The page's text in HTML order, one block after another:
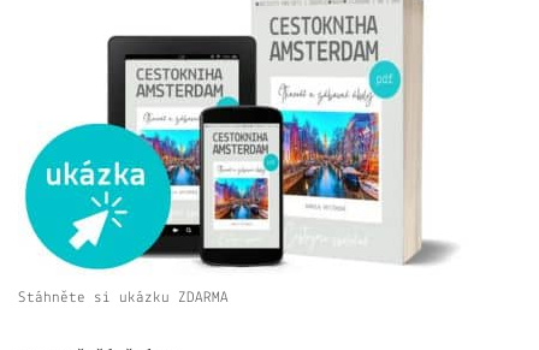
Stáhněte si ukázku ZDARMA